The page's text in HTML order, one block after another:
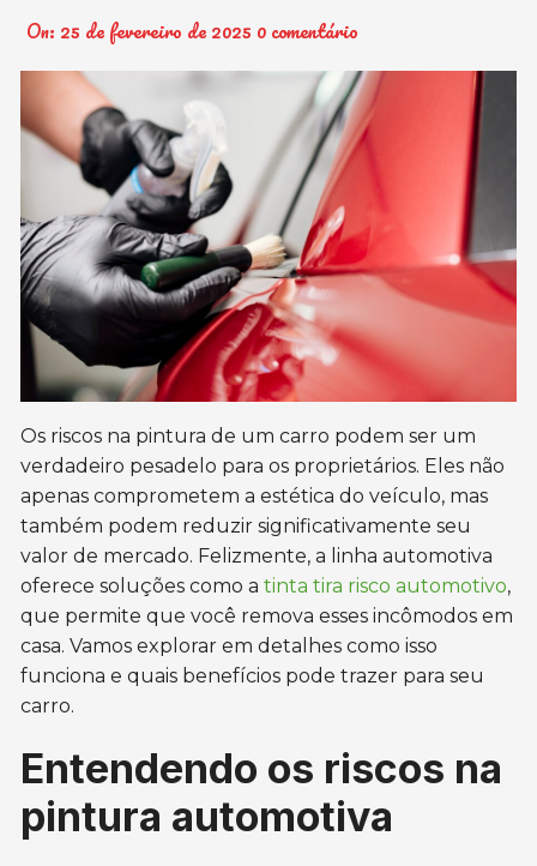
On: 25 de fevereiro de 2025 0 comentário
Os riscos na pintura de um carro podem ser um
verdadeiro pesadelo para os proprietários. Eles não
apenas comprometem a estética do veículo, mas
também podem reduzir significativamente seu
valor de mercado. Felizmente, a linha automotiva
oferece soluções como atinta tira risco automotivo,
que permite que você remova esses incômodos em
casa. Vamos explorar em detalhes como isso
funciona e quais benefícios pode trazer para seu
carro.
Entendendo os riscos na
pintura automotiva